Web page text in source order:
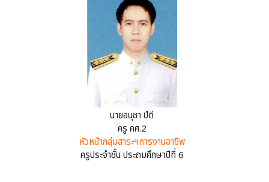
นายอนุชา ปีดี
ครู คศ.2
หัวหน้ากลุ่มสาระฯการงานอาชีพ
ครูประจำชั้น ประถมศึกษาปีที่ 6